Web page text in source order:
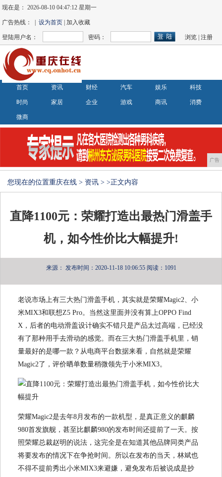
现在是：2026-08-10 04:47:12 星期一
广告热线： |设为首页 | 加入收藏
登陆用户名： 密码： 浏览 |注册
首页 资讯 财经 汽车 娱乐 科技
时尚 家居 企业 游戏 商讯 消费
微商
广告
您现在的位置重庆在线 > 资讯 > >正文内容
直降1100元：荣耀打造出最热门滑盖手
机，如今性价比大幅提升!
来源： 发布时间：2020-11-18 10:06:55 阅读：1091
老说市场上有三大热门滑盖手机，其实就是荣耀Magic2、小
米MIX3和联想Z5 Pro。当然这里面并没有算上OPPO Find
X，后者的电动滑盖设计确实不错只是产品太过高端，已经没
有了那种用手去滑动的感觉。而在三大热门滑盖手机里，销
量最好的是哪一款？从电商平台数据来看，自然就是荣耀
Magic2了，评价晒单数量稍微领先于小米MIX3。
荣耀Magic2是去年8月发布的一款机型，是真正意义的麒麟
980首发旗舰，甚至比麒麟980的发布时间还提前了一天。按
照荣耀总裁赵明的说法，这完全是在知道其他品牌同类产品
将要发布的情况下在争抢时间。所以在发布的当天，林斌也
不得不提前秀出小米MIX3来避嫌，避免发布后被说成是抄